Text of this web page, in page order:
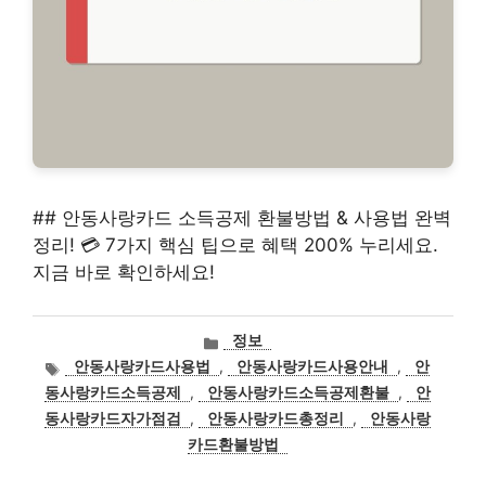
## 안동사랑카드 소득공제 환불방법 & 사용법 완벽
정리! 💳 7가지 핵심 팁으로 혜택 200% 누리세요.
지금 바로 확인하세요!
카
테
고
리
정보
태
그
안동사랑카드사용법 , 안동사랑카드사용안내 ,
안
동사랑카드소득공제
, 안동사랑카드소득공제환불 ,
안
동사랑카드자가점검
, 안동사랑카드총정리 ,
안동사랑
카드환불방법